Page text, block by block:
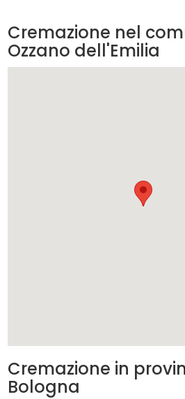
Cremazione nel
Ozzano dell'Emilia
Cremazione in
Bologna